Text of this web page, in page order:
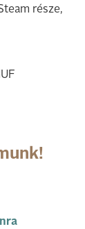
része,